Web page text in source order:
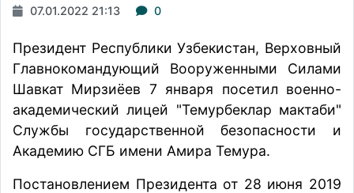
07.01.2022 21:13 0
Президент Республики Узбекистан, Верховный
Главнокомандующий Вооруженными Силами
Шавкат Мирзиёев 7 января посетил военно-
академический лицей "Темурбеклар мактаби"
Службы государственной безопасности и
Академию СГБ имени Амира Темура.
Постановлением Президента от 28 июня 2019